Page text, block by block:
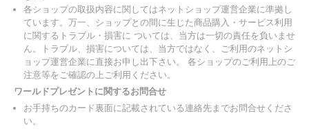
各ショップの取扱内容に関してはネットショップ運営企業に準拠し
ています。万一、ショップとの間に生じた商品購入・サービス利用
に関するトラブル・損害に ついては、当方は一切の責任を負いませ
ん。トラブル、損害については、当方ではなく、ご利用のネットシ
ョップ運営企業に直接お申し出下さい。 各ショップのご利用上のご
注意等をご確認の上ご利用ください。
ワールドプレゼントに関するお問合せ
お手持ちのカード裏面に記載されている連絡先までお問合せくださ
い。